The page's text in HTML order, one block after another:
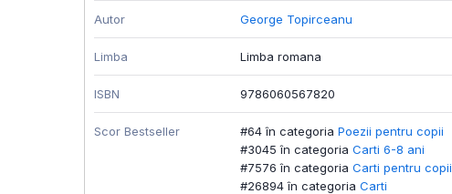
Autor George Topirceanu
Limba Limba romana
ISBN 9786060567820
Scor Bestseller #64 în categoria Poezii pentru copii
#3045 în categoria Carti 6-8 ani
#7576 în categoria Carti pentru copii
#26894 în categoria Carti